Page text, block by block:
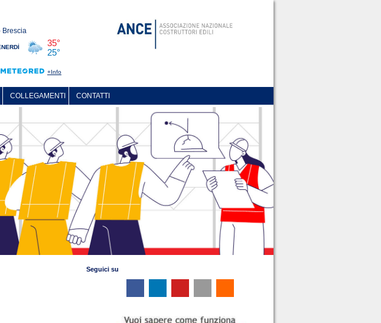
COLLEGAMENTI CONTATTI
Seguici su